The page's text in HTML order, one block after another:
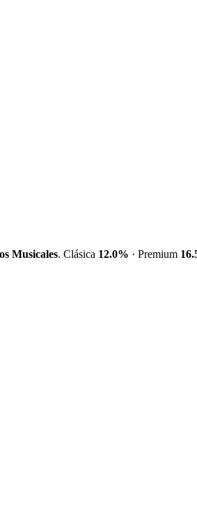
Musicales. Clásica 12.0% · Premium